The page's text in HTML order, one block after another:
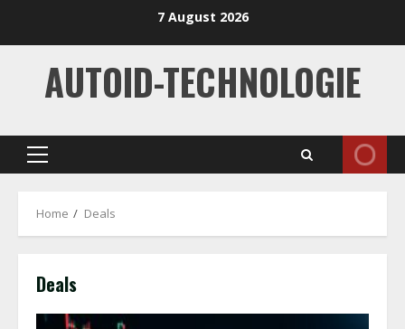
7 August 2026
AUTOID-TECHNOLOGIE
Primary
Home Deals
Deals